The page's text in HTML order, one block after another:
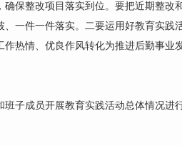
确保整改项目落实到位。要把近期整改
、一件一件落实。二要运用好教育实践
作热情、优良作风转化为推进后勤事业
子成员开展教育实践活动总体情况进